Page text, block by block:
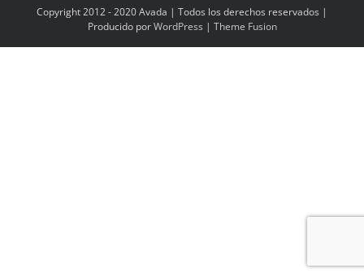
Copyright 2012 - 2020 Avada | Todos los derechos reservados |
Producido porWordPress | Theme Fusion